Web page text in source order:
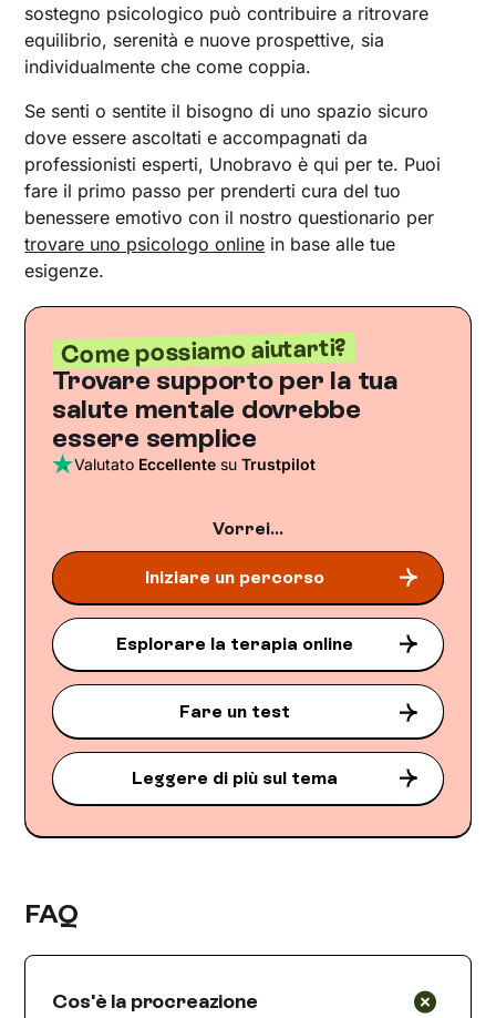
sostegno psicologico può contribuire a ritrovare
equilibrio, serenità e nuove prospettive, sia
individualmente che come coppia.
Se senti o sentite il bisogno di uno spazio sicuro
dove essere ascoltati e accompagnati da
professionisti esperti, Unobravo è qui per te. Puoi
fare il primo passo per prenderti cura del tuo
benessere emotivo con il nostro questionario per
trovare uno psicologo online in base alle tue
esigenze.
Come possiamo aiutarti?
Trovare supporto per la tua
salute mentale dovrebbe
essere semplice
Valutato Eccellente suTrustpilot
Vorrei...
Iniziare un percorso
Esplorare la terapia online
Fare un test
Leggere di più sul tema
FAQ
Cos'è la procreazione